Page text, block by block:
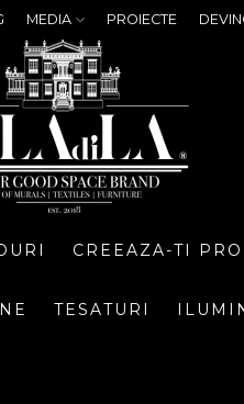
MEDIA PROIECTE
CREEAZA-TI
TESATURI